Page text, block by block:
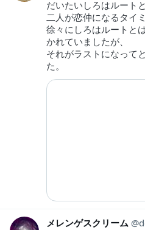
だいたいしろはルート
二人が恋仲になるタイ
徐々にしろはルートと
かれていましたが、
それがラストになって
た。
メレンゲスクリーム